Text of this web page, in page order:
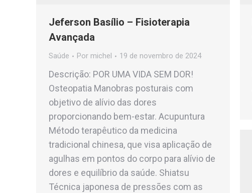
Jeferson Basílio – Fisioterapia
Avançada
Saúde Por michel 19 de novembro de 2024
Descrição: POR UMA VIDA SEM DOR!
Osteopatia Manobras posturais com
objetivo de alívio das dores
proporcionando bem-estar. Acupuntura
Método terapêutico da medicina
tradicional chinesa, que visa aplicação de
agulhas em pontos do corpo para alívio de
dores e equilíbrio da saúde. Shiatsu
Técnica japonesa de pressões com as